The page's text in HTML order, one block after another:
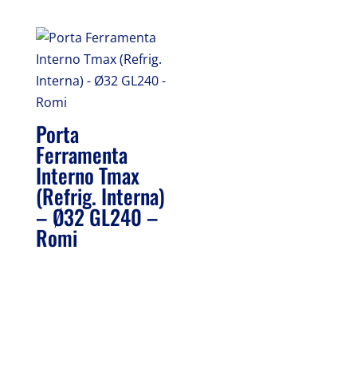
Porta
Ferramenta
Interno Tmax
(Refrig. Interna)
– Ø32 GL240 –
Romi